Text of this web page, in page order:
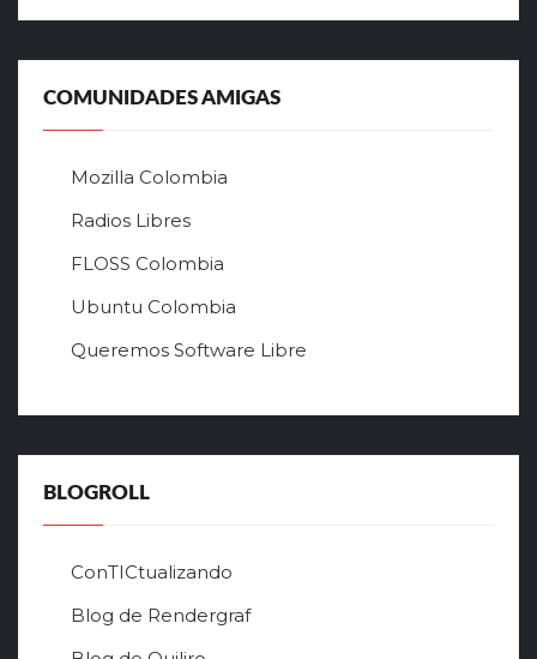
л
ь
й
а
т
л
ч
о
в
о
л
COMUNIDADES AMIGAS
Mozilla Colombia
Radios Libres
FLOSS Colombia
Ubuntu Colombia
Queremos Software Libre
BLOGROLL
ConTICtualizando
Blog de Rendergraf